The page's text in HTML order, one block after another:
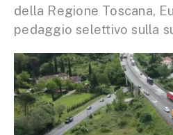
della Regione Toscana,
pedaggio selettivo sulla